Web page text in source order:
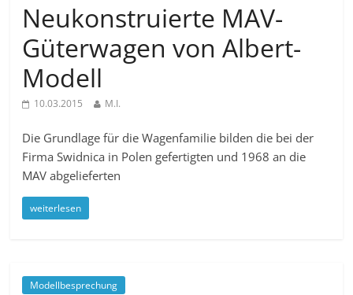
Neukonstruierte MAV-
Güterwagen von Albert-
Modell
10.03.2015 M.I.
Die Grundlage für die Wagenfamilie bilden die bei der
Firma Swidnica in Polen gefertigten und 1968 an die
MAV abgelieferten
weiterlesen
Modellbesprechung